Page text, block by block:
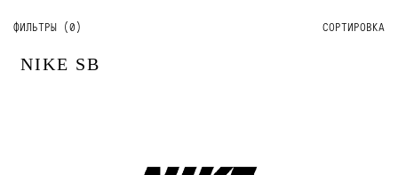
ФИЛЬТРЫ (0) СОРТИРОВКА
NIKE SB